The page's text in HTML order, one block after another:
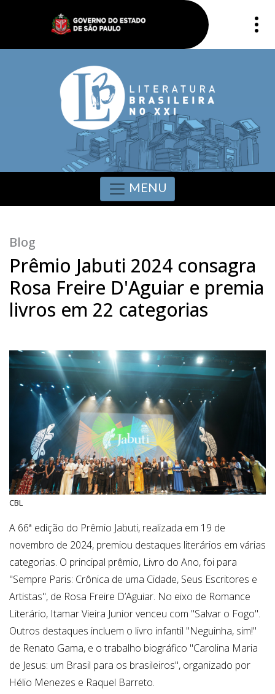
MENU
Blog
Prêmio Jabuti 2024 consagra
Rosa Freire D'Aguiar e premia
livros em 22 categorias
CBL
A 66ª edição do Prêmio Jabuti, realizada em 19 de
novembro de 2024, premiou destaques literários em várias
categorias. O principal prêmio, Livro do Ano, foi para
"Sempre Paris: Crônica de uma Cidade, Seus Escritores e
Artistas", de Rosa Freire D’Aguiar. No eixo de Romance
Literário, Itamar Vieira Junior venceu com "Salvar o Fogo".
Outros destaques incluem o livro infantil "Neguinha, sim!"
de Renato Gama, e o trabalho biográfico "Carolina Maria
de Jesus: um Brasil para os brasileiros", organizado por
Hélio Menezes e Raquel Barreto.